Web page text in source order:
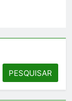
PESQUISAR